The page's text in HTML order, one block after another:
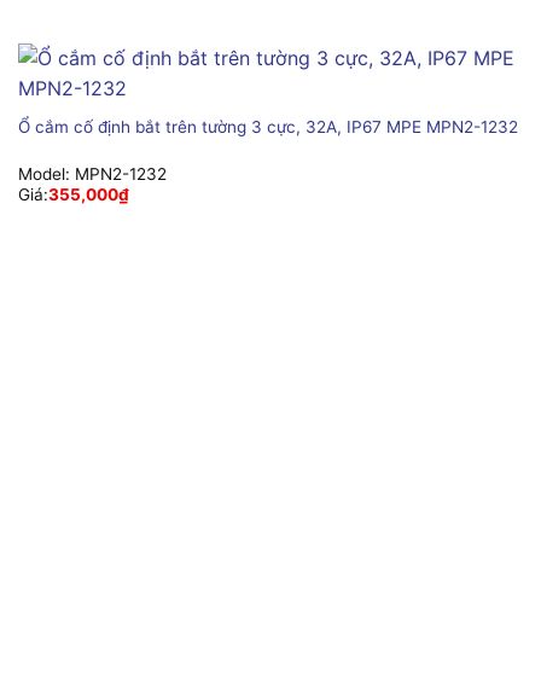
Ổ cắm cố định bắt trên tường 3 cực, 32A, IP67 MPE MPN2-1232
Model: MPN2-1232
Giá:355,000₫